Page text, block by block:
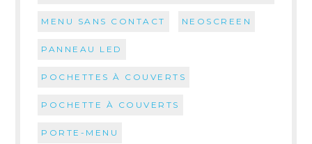
MENU SANS CONTACT NEOSCREEN
PANNEAU LED
POCHETTES À COUVERTS
POCHETTE À COUVERTS
PORTE-MENU